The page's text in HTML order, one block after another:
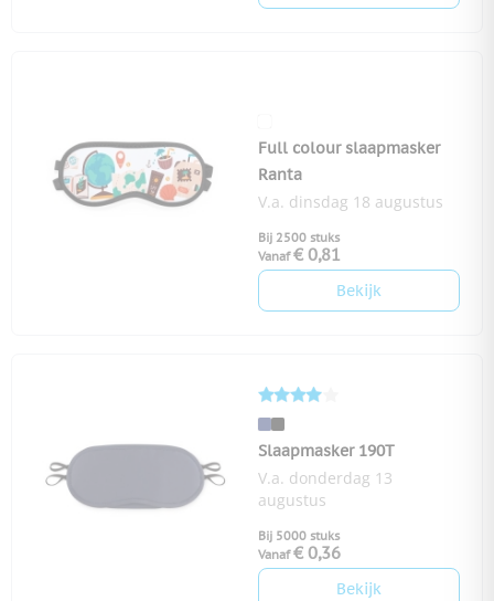
Full colour slaapmasker
Ranta
V.a. dinsdag 18 augustus
Bij 2500 stuks
Vanaf € 0,81
Bekijk
Slaapmasker 190T
V.a. donderdag 13
augustus
Bij 5000 stuks
Vanaf € 0,36
Bekijk